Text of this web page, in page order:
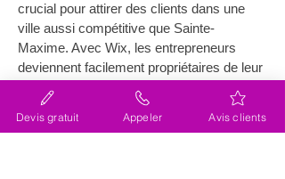
crucial pour attirer des clients dans une
ville aussi compétitive que Sainte-
Maxime. Avec Wix, les entrepreneurs
deviennent facilement propriétaires de leur
site web, facilitant ainsi leur
développement numérique.
Devis gratuit Appeler Avis clients